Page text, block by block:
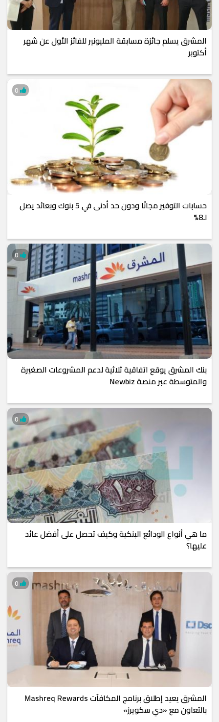
المشرق يسلم جائزة مسابقة المليونير للفائز الأول عن شهر
أكتوبر
حسابات التوفير مجانًا ودون حد أدنى في 5 بنوك وبعائد يصل
لـ8%
بنك المشرق يوقع اتفاقية ثلاثية لدعم المشروعات الصغيرة
والمتوسطة عبر منصة Newbiz
ما هي أنواع الودائع البنكية وكيف تحصل على أفضل عائد
عليها؟
المشرق يعيد إطلاق برنامج المكافآت Mashreq Rewards
بالتعاون مع «دي سكويرز»